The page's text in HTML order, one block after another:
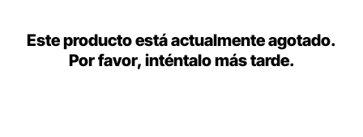
Este producto está actualmente agotado.
Por favor, inténtalo más tarde.